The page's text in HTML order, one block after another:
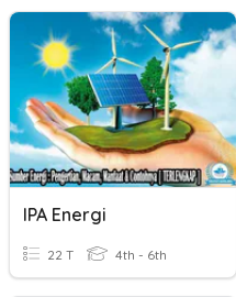
IPA Energi
22 T 4th - 6th